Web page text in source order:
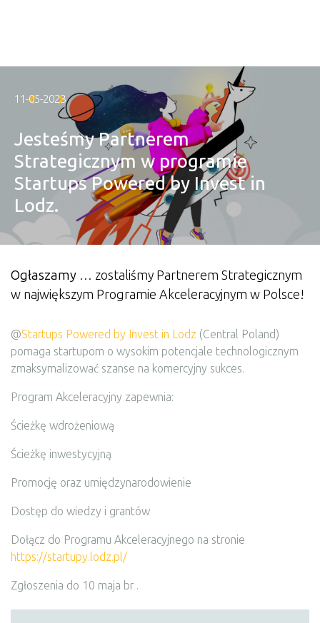
11-05-2023
Jesteśmy Partnerem
Strategicznym w programie
Startups Powered by Invest in
Lodz.
Ogłaszamy … zostaliśmy Partnerem Strategicznym
w największym Programie Akceleracyjnym w Polsce!
@Startups Powered by Invest in Lodz (Central Poland)
pomaga startupom o wysokim potencjale technologicznym
zmaksymalizować szanse na komercyjny sukces.
Program Akceleracyjny zapewnia:
Ścieżkę wdrożeniową
Ścieżkę inwestycyjną
Promocję oraz umiędzynarodowienie
Dostęp do wiedzy i grantów
Dołącz do Programu Akceleracyjnego na stronie
https://startupy.lodz.pl/
Zgłoszenia do 10 maja br .